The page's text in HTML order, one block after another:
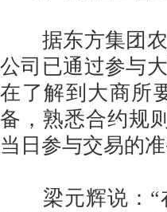
据东方集团农
公司已通过参与
在了解到大商所
备，熟悉合约规
当日参与交易的准
梁元辉说：“